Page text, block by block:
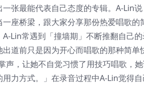
张最能代表自己态度的专辑。A-Lin
座桥梁，跟大家分享那份热爱唱歌的
Lin常遇到「撞墙期」不断推翻自己
出道前只是因为开心而唱歌的那种简
声，让她不自觉习惯了用技巧唱歌，
力方式。」在录音过程中A-Lin觉得